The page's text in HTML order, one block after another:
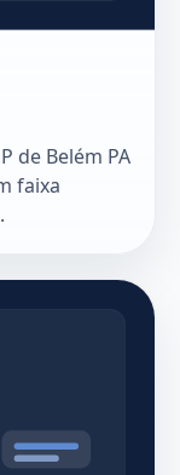
de Belém PA
faixa